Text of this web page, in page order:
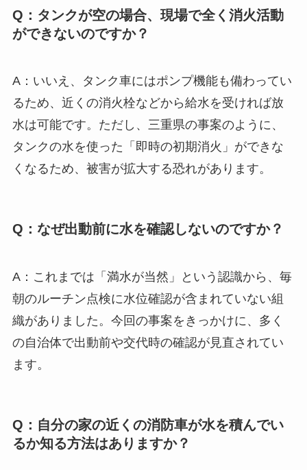
Q：タンクが空の場合、現場で全く消火活動
ができないのですか？
A：いいえ、タンク車にはポンプ機能も備わってい
るため、近くの消火栓などから給水を受ければ放
水は可能です。ただし、三重県の事案のように、
タンクの水を使った「即時の初期消火」ができな
くなるため、被害が拡大する恐れがあります。
Q：なぜ出動前に水を確認しないのですか？
A：これまでは「満水が当然」という認識から、毎
朝のルーチン点検に水位確認が含まれていない組
織がありました。今回の事案をきっかけに、多く
の自治体で出動前や交代時の確認が見直されてい
ます。
Q：自分の家の近くの消防車が水を積んでい
るか知る方法はありますか？